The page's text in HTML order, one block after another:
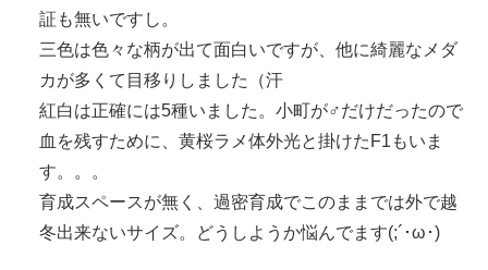
証も無いですし。
三色は色々な柄が出て面白いですが、他に綺麗なメダ
カが多くて目移りしました（汗
紅白は正確には5種いました。小町が♂だけだったので
血を残すために、黄桜ラメ体外光と掛けたF1もいま
す。。。
育成スペースが無く、過密育成でこのままでは外で越
冬出来ないサイズ。どうしようか悩んでます(;´･ω･)